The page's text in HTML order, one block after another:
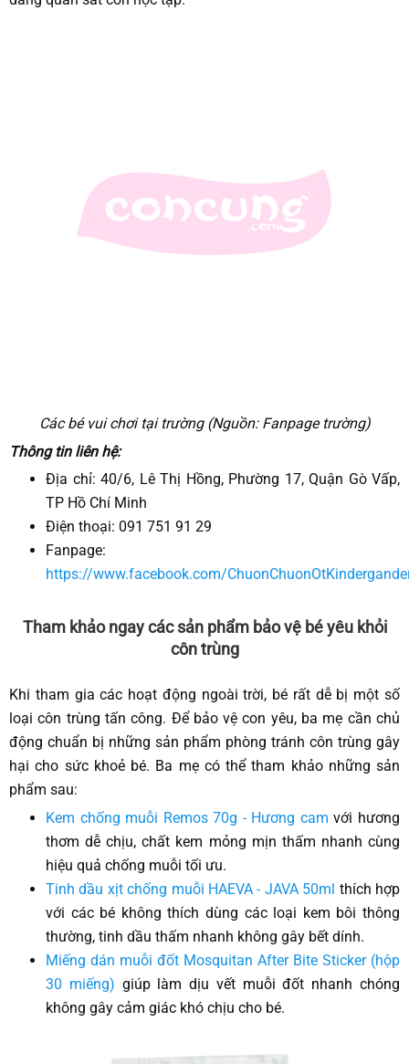
Các bé vui chơi tại trường (Nguồn: Fanpage trường)
Thông tin liên hệ:
Địa chỉ: 40/6, Lê Thị Hồng, Phường 17, Quận Gò Vấp,
TP Hồ Chí Minh
Điện thoại: 091 751 91 29
Fanpage:
https://www.facebook.com/
Tham khảo ngay các sản phẩm bảo vệ bé yêu khỏi
côn trùng
Khi tham gia các hoạt động ngoài trời, bé rất dễ bị một số
loại côn trùng tấn công. Để bảo vệ con yêu, ba mẹ cần chủ
động chuẩn bị những sản phẩm phòng tránh côn trùng gây
hại cho sức khoẻ bé. Ba mẹ có thể tham khảo những sản
phẩm sau:
Kem chống muỗi Remos 70g - Hương cam với hương
thơm dễ chịu, chất kem mỏng mịn thấm nhanh cùng
hiệu quả chống muỗi tối ưu.
Tinh dầu xịt chống muỗi HAEVA - JAVA 50ml thích hợp
với các bé không thích dùng các loại kem bôi thông
thường, tinh dầu thấm nhanh không gây bết dính.
Miếng dán muỗi đốt Mosquitan After Bite Sticker (hộp
30 miếng) giúp làm dịu vết muỗi đốt nhanh chóng
không gây cảm giác khó chịu cho bé.